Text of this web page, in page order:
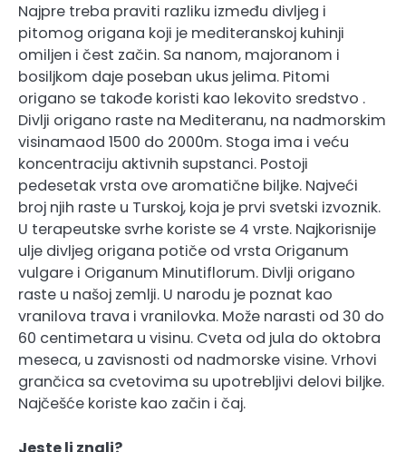
Najpre treba praviti razliku između divljeg i
pitomog origana koji je mediteranskoj kuhinji
omiljen i čest začin. Sa nanom, majoranom i
bosiljkom daje poseban ukus jelima. Pitomi
origano se takođe koristi kao lekovito sredstvo .
Divlji origano raste na Mediteranu, na nadmorskim
visinamaod 1500 do 2000m. Stoga ima i veću
koncentraciju aktivnih supstanci. Postoji
pedesetak vrsta ove aromatične biljke. Najveći
broj njih raste u Turskoj, koja je prvi svetski izvoznik.
U terapeutske svrhe koriste se 4 vrste. Najkorisnije
ulje divljeg origana potiče od vrsta Origanum
vulgare i Origanum Minutiflorum. Divlji origano
raste u našoj zemlji. U narodu je poznat kao
vranilova trava i vranilovka. Može narasti od 30 do
60 centimetara u visinu. Cveta od jula do oktobra
meseca, u zavisnosti od nadmorske visine. Vrhovi
grančica sa cvetovima su upotrebljivi delovi biljke.
Najčešće koriste kao začin i čaj.
Jeste li znali?